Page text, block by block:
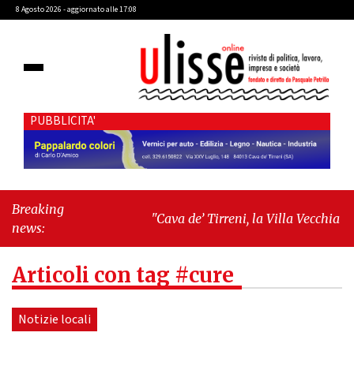
8 Agosto 2026 - aggiornato alle 17:08
PUBBLICITA'
Breaking
news:
"Cava de’ Tirreni, la Villa Vecchia oltre i
Fratellanza sull'ultima seduta consiliare:
“Serve chiarezza!”"
Articoli con tag #cure
Notizie locali